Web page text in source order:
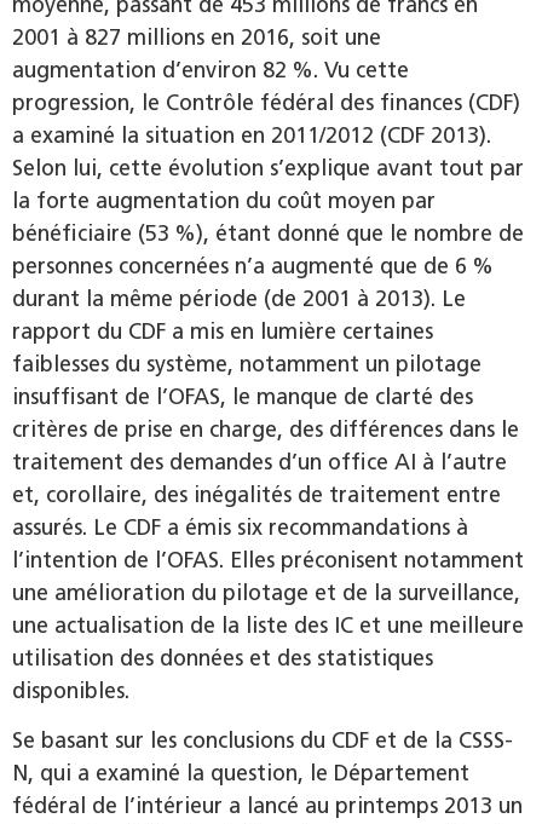
2001 à 827 millions en 2016, soit une
augmentation d’environ 82 %. Vu cette
progression, le Contrôle fédéral des finances (CDF)
a examiné la situation en 2011/2012 (CDF 2013).
Selon lui, cette évolution s’explique avant tout par
la forte augmentation du coût moyen par
bénéficiaire (53 %), étant donné que le nombre de
personnes concernées n’a augmenté que de 6 %
durant la même période (de 2001 à 2013). Le
rapport du CDF a mis en lumière certaines
faiblesses du système, notamment un pilotage
insuffisant de l’OFAS, le manque de clarté des
critères de prise en charge, des différences dans le
traitement des demandes d’un office AI à l’autre
et, corollaire, des inégalités de traitement entre
assurés. Le CDF a émis six recommandations à
l’intention de l’OFAS. Elles préconisent notamment
une amélioration du pilotage et de la surveillance,
une actualisation de la liste des IC et une meilleure
utilisation des données et des statistiques
disponibles.
Se basant sur les conclusions du CDF et de la CSSS-
N, qui a examiné la question, le Département
fédéral de l’intérieur a lancé au printemps 2013 un